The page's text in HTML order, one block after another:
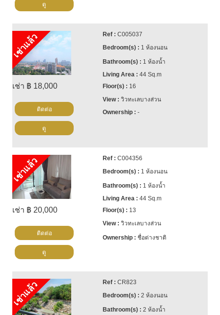
ดู
เช่าแล้ว
เช่า ฿ 18,000
C005037
1 ห้องนอน
1 ห้องน้ำ
44 Sq.m
16
วิวทะเลบางส่วน
-
ติดต่อ
ดู
เช่าแล้ว
เช่า ฿ 20,000
C004356
1 ห้องนอน
1 ห้องน้ำ
44 Sq.m
13
วิวทะเลบางส่วน
ชื่อต่างชาติ
ติดต่อ
ดู
เช่าแล้ว
CR823
2 ห้องนอน
2 ห้องน้ำ